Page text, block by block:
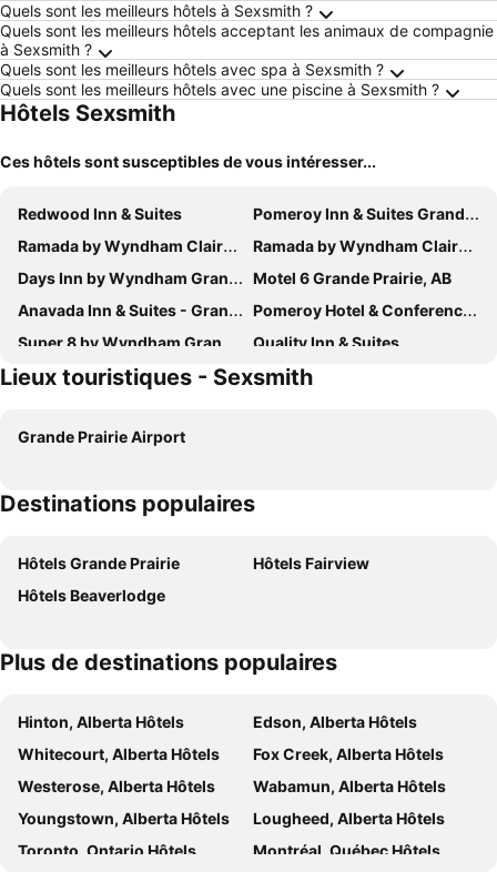
Quels sont les meilleurs hôtels à Sexsmith ?
Quels sont les meilleurs hôtels acceptant les animaux de compagnie
à Sexsmith ?
Quels sont les meilleurs hôtels avec spa à Sexsmith ?
Quels sont les meilleurs hôtels avec une piscine à Sexsmith ?
Hôtels Sexsmith
Ces hôtels sont susceptibles de vous intéresser...
Redwood Inn & Suites
Pomeroy Inn & Suites Grande Prairie - Clairmont
Ramada by Wyndham Clairmont/Grande Prairie
Ramada by Wyndham Clairmont/Grande Prairie
Days Inn by Wyndham Grande Prairie
Motel 6 Grande Prairie, AB
Anavada Inn & Suites - Grande Prairie
Pomeroy Hotel & Conference Centre Grande Prairie
Super 8 by Wyndham Grande Prairie
Quality Inn & Suites
Holiday Inn Express Grande Prairie By Ihg
Best Western Grande Prairie Hotel & Suites
Rndup
Sandman Hotel Grande Prairie
Howard Johnson by Wyndham Grande Prairie
Travelodge by Wyndham Grande Prairie
Delta Hotels Grande Prairie Airport
Lieux touristiques - Sexsmith
Grande Prairie Airport
Destinations populaires
Hôtels Grande Prairie
Hôtels Fairview
Hôtels Beaverlodge
Plus de destinations populaires
Hinton, Alberta Hôtels
Edson, Alberta Hôtels
Whitecourt, Alberta Hôtels
Fox Creek, Alberta Hôtels
Westerose, Alberta Hôtels
Wabamun, Alberta Hôtels
Youngstown, Alberta Hôtels
Lougheed, Alberta Hôtels
Toronto, Ontario Hôtels
Montréal, Québec Hôtels